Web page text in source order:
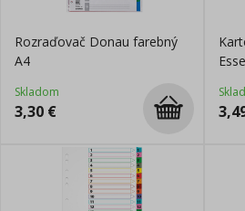
Rozraďovač Donau farebný
A4
Skladom
3,30 €